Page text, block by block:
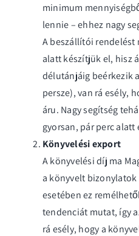
minimum
lennie – ehhez nagy
A beszállítói rendelést
alatt készítjük el, hisz
délutánjáig beérkezik
persze), van rá esély,
áru. Nagy segítség
gyorsan, pár perc
Könyvelési export
A könyvelési díj ma
a könyvelt bizonylatok
esetében ez
tendenciát mutat, így
rá esély, hogy a